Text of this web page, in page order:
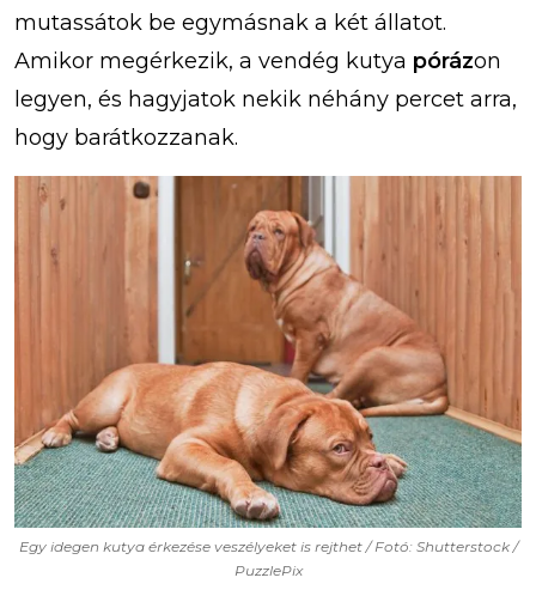
mutassátok be egymásnak a két állatot.
Amikor megérkezik, a vendég kutya pórázon
legyen, és hagyjatok nekik néhány percet arra,
hogy barátkozzanak.
Egy idegen kutya érkezése veszélyeket is rejthet / Fotó: Shutterstock /
PuzzlePix